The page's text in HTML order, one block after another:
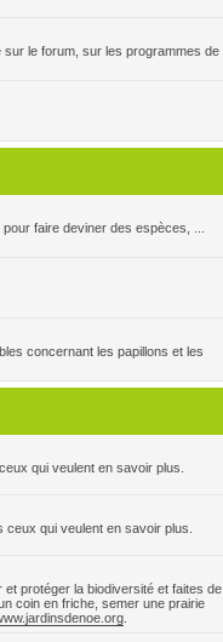
sur le forum, sur les programmes de
faire deviner des espèces, ...
concernant les papillons et les
qui veulent en savoir plus.
qui veulent en savoir plus.
protéger la biodiversité et faites de
coin en friche, semer une prairie